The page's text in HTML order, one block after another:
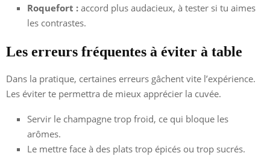
Roquefort : accord plus audacieux, à tester si tu aimes
les contrastes.
Les erreurs fréquentes à éviter à table
Dans la pratique, certaines erreurs gâchent vite l’expérience.
Les éviter te permettra de mieux apprécier la cuvée.
Servir le champagne trop froid, ce qui bloque les
arômes.
Le mettre face à des plats trop épicés ou trop sucrés.